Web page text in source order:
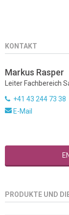
KONTAKT
Markus Rasper
Leiter Fachbereich
+41 43 244 73 38
E-Mail
PRODUKTE UND